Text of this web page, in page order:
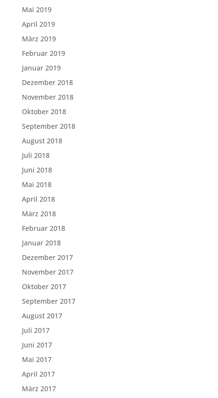
Mai 2019
April 2019
März 2019
Februar 2019
Januar 2019
Dezember 2018
November 2018
Oktober 2018
September 2018
August 2018
Juli 2018
Juni 2018
Mai 2018
April 2018
März 2018
Februar 2018
Januar 2018
Dezember 2017
November 2017
Oktober 2017
September 2017
August 2017
Juli 2017
Juni 2017
Mai 2017
April 2017
März 2017